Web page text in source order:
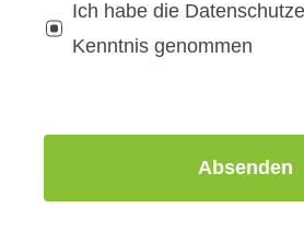
Ich habe die
Kenntnis genommen
Absenden